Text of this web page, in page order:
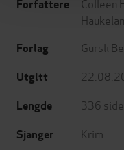
Forfattere
Forlag Gursli
Utgitt
Lengde 336
Sjanger Krim